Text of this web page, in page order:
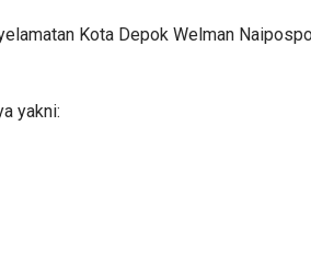
Kota Depok Welman
yakni: